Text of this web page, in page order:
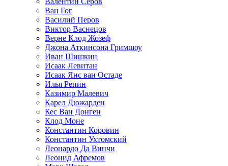
Ван Гог
Василий Перов
Виктор Васнецов
Верне Клод Жозеф
Джона Аткинсона Гримшоу
Иван Шишкин
Исаак Левитан
Исаак Янс ван Остаде
Илья Репин
Казимир Малевич
Карел Дюжарден
Кес Ван Донген
Клод Моне
Константин Коровин
Константин Ухтомский
Леонардо Да Винчи
Леонид Афремов